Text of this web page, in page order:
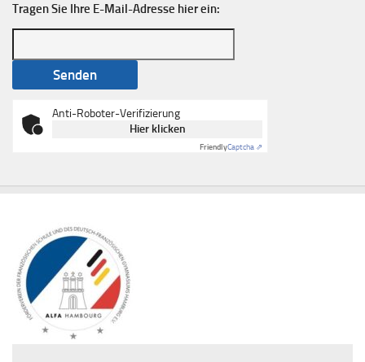
Tragen Sie Ihre E-Mail-Adresse hier ein:
Anti-Roboter-Verifizierung
Hier klicken
FriendlyCaptcha ⇗